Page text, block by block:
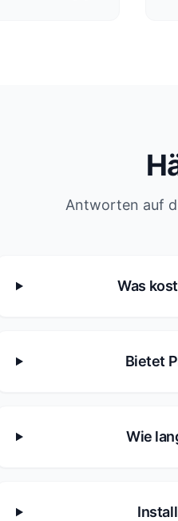
Antworten auf
Was
Bietet
Wie